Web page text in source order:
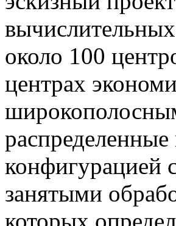
около 100
центрах
конфигурацией
занятыми